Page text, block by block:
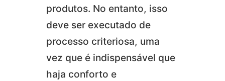
produtos. No entanto, isso
deve ser executado de
processo criteriosa, uma
vez que é indispensável que
haja conforto e